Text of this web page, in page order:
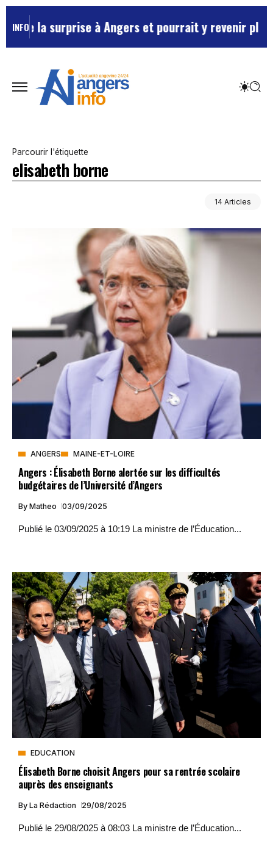
INFO à Angers et pourrait y revenir plus souvent …
Parcourir l'étiquette
elisabeth borne
14 Articles
ANGERS MAINE-ET-LOIRE
Angers : Élisabeth Borne alertée sur les difficultés
budgétaires de l’Université d’Angers
By Matheo 03/09/2025
Publié le 03/09/2025 à 10:19 La ministre de l’Éducation...
EDUCATION
Élisabeth Borne choisit Angers pour sa rentrée scolaire
auprès des enseignants
By La Rédaction 29/08/2025
Publié le 29/08/2025 à 08:03 La ministre de l’Éducation...